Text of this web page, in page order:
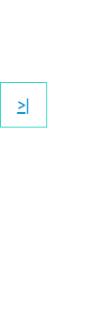
>|